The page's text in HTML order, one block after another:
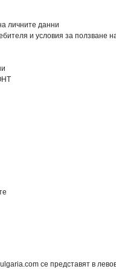
личните данни
и условия за ползване
се представят в